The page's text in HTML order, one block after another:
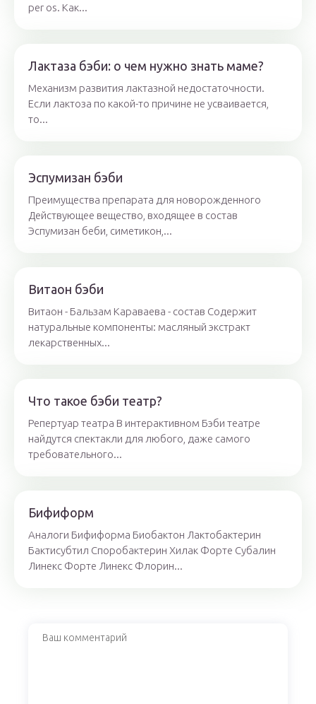
per os. Как...
Лактаза бэби: о чем нужно знать маме?
Механизм развития лактазной недостаточности.
Если лактоза по какой-то причине не усваивается,
то...
Эспумизан бэби
Преимущества препарата для новорожденного
Действующее вещество, входящее в состав
Эспумизан беби, симетикон,...
Витаон бэби
Витаон - Бальзам Караваева - состав Содержит
натуральные компоненты: масляный экстракт
лекарственных...
Что такое бэби театр?
Репертуар театра В интерактивном Бэби театре
найдутся спектакли для любого, даже самого
требовательного...
Бифиформ
Аналоги Бифиформа Биобактон Лактобактерин
Бактисубтил Споробактерин Хилак Форте Субалин
Линекс Форте Линекс Флорин...